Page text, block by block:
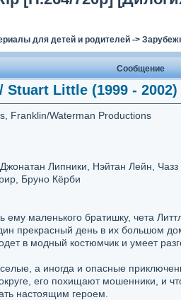
для детей и родителей->
Сообщение
Little (1999 -
Franklin/Waterman Productions
Липники, Нэйтан Лейн, Чазз
Бруно Кёрби
ему маленького братишку, чета
прекрасный день в их большом
в модный костюмчик и умеет
а иногда и опасные
его похищают мошенники, и
настоящим героем.